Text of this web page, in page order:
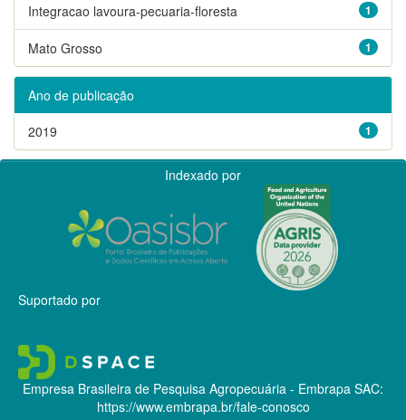
1
Integracao lavoura-pecuaria-floresta
1
Mato Grosso
Ano de publicação
1
2019
Indexado por
Suportado por
Empresa Brasileira de Pesquisa Agropecuária - Embrapa SAC:
https://www.embrapa.br/fale-conosco